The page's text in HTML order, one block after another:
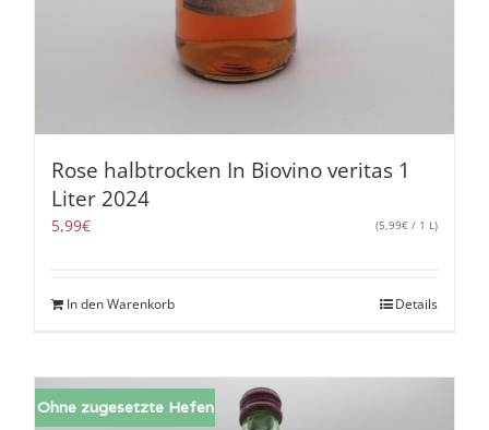
Rose halbtrocken In Biovino veritas 1
Liter 2024
5,99€ (5,99€/ 1 L)
In den Warenkorb Details
Ohne zugesetzte Hefen